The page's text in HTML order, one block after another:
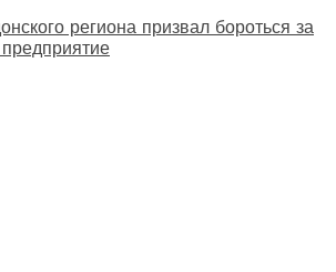
региона призвал бороться за